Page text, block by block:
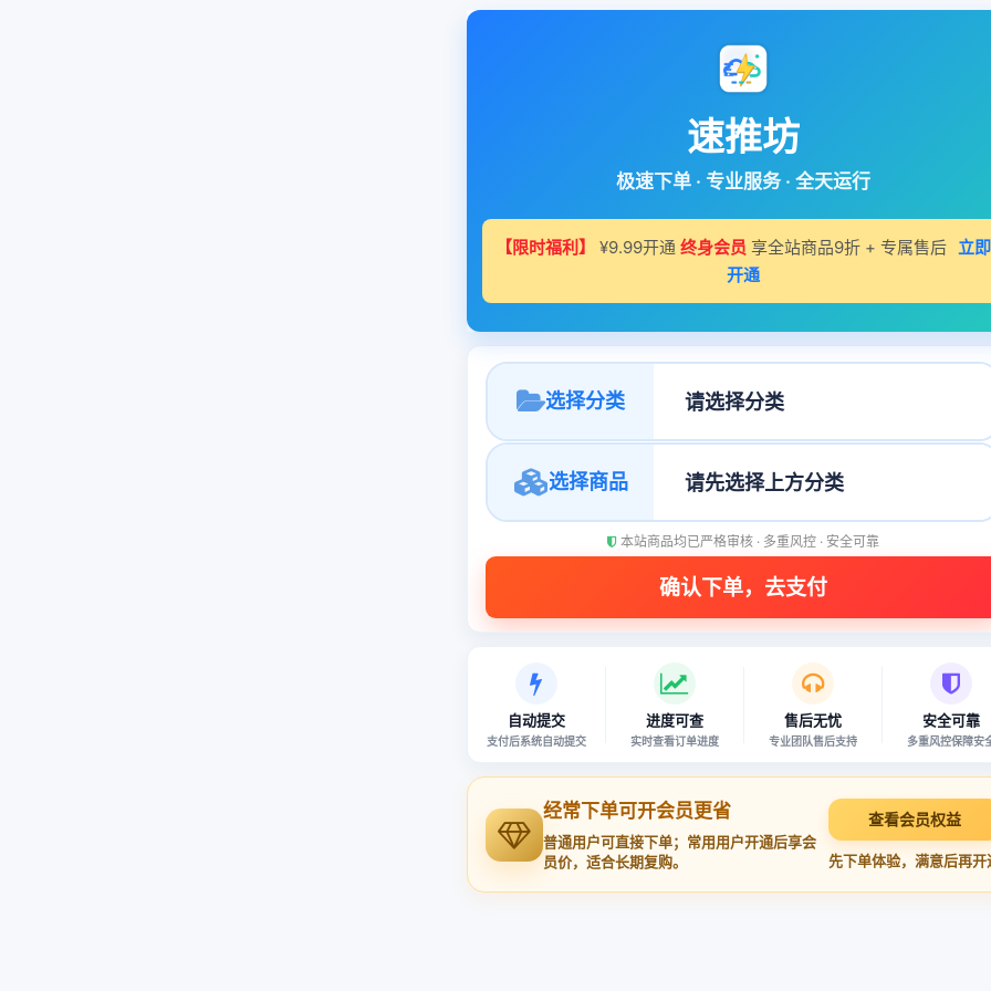
速推坊
极速下单 · 专业服务 · 全天运行
【限时福利】 ¥9.99开通 终身会员 享全站商品9折 + 专属售后 立即
开通
选择分类
选择商品
本站商品均已严格审核 · 多重风控 · 安全可靠
自动提交
支付后系统自动提交
进度可查
实时查看订单进度
售后无忧
专业团队售后支持
安全可靠
多重风控保障安
经常下单可开会员更省
普通用户可直接下单；常用用户开通后享会
员价，适合长期复购。
查看会员权益
先下单体验，满意后再开